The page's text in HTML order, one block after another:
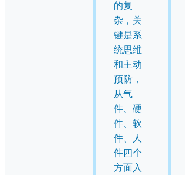
的复
杂，关
键是系
统思维
和主动
预防，
从气
件、硬
件、软
件、人
件四个
方面入